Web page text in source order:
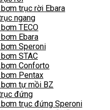
bơm trục rời Ebara
ngang
TECO
Ebara
bơm Speroni
STAC
bơm Conforto
bơm Pentax
bơm tự mồi BZ
đứng
bơm trục đứng Speroni